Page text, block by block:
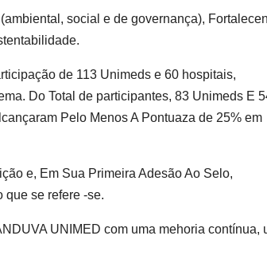
social e de governança),
de 113 Unimeds e 60 hospitais,
Do Total de participantes, 83 Unimeds E
Pelo Menos A Pontuaza de 25% em
e, Em Sua Primeira Adesão Ao Selo,
que se refere -se.
UNIMED com uma mehoria contínua,